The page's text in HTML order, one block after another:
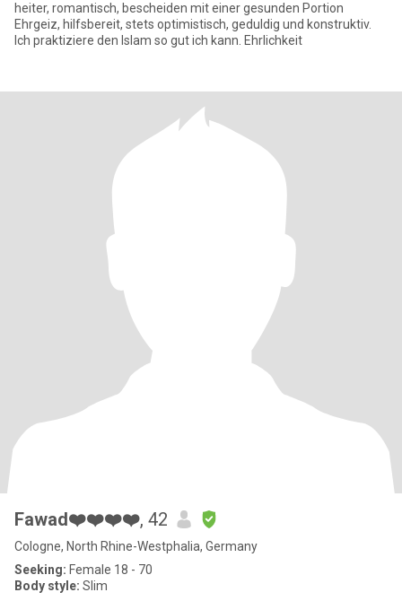
heiter, romantisch, bescheiden mit einer gesunden Portion
Ehrgeiz, hilfsbereit, stets optimistisch, geduldig und konstruktiv.
Ich praktiziere den Islam so gut ich kann. Ehrlichkeit
Fawad❤️❤️❤️❤️, 42
Cologne, North Rhine-Westphalia, Germany
Seeking: Female 18 - 70
Body style: Slim